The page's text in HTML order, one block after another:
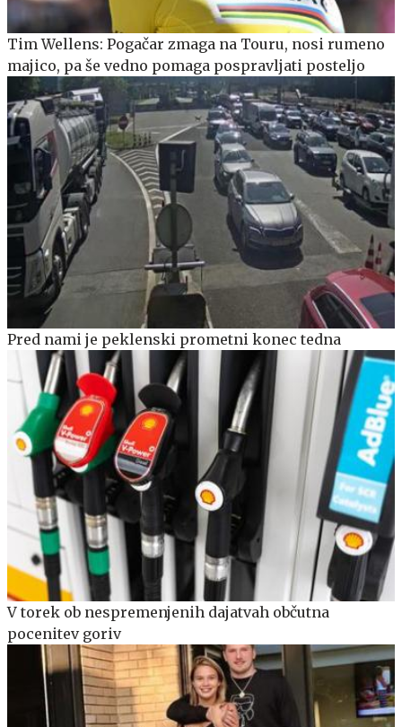
Tim Wellens: Pogačar zmaga na Touru, nosi rumeno
majico, pa še vedno pomaga pospravljati posteljo
Pred nami je peklenski prometni konec tedna
V torek ob nespremenjenih dajatvah občutna
pocenitev goriv